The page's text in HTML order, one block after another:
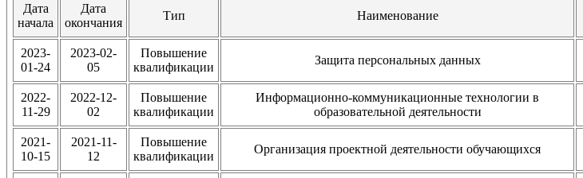
Дата
начала
Дата
окончания
Тип Наименование
2023-
01-24
2023-02-
05
Повышение
квалификации
Защита персональных данных
2022-
11-29
2022-12-
02
Повышение
квалификации
Информационно-коммуникационные технологии в
образовательной деятельности
2021-
10-15
2021-11-
12
Повышение
квалификации
Организация проектной деятельности обучающихся